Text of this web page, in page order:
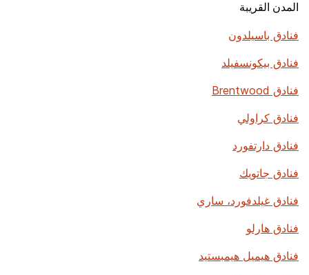
المدن القريبة
فنادق باسيلدون
فنادق بيكونسفيلد
فنادق Brentwood
فنادق كراولي
فنادق دارتفورد
فنادق جاتويك
فنادق غيلدفورد، ساري
فنادق هارلو
فنادق هيميل هيمبستيد